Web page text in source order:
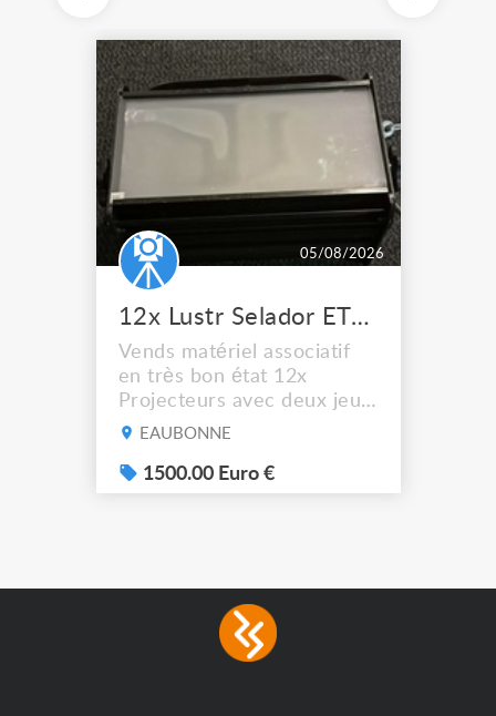
05/08/2026
12x Lustr Selador ETC Led 7x colors filtres
Vends matériel associatif
en très bon état 12x
Projecteurs avec deux jeux
de filtre filtre Lustr Selador
system – seven colour
LEDs providing the
consumption The
permanence of a 50,000-
EAUBONNE
1500.00 Euro €